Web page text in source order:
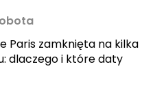
Paris zamknięta na kilka
dlaczego i które daty